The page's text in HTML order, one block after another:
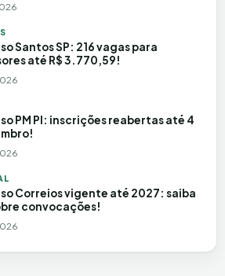
Santos SP: 216 vagas para
até R$ 3.770,59!
PM PI: inscrições reabertas até 4
Correios vigente até 2027: saiba
convocações!